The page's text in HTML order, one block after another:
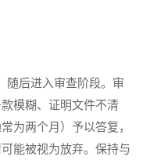
后进入审查阶段。审
模糊、证明文件不清
为两个月）予以答复，
能被视为放弃。保持与